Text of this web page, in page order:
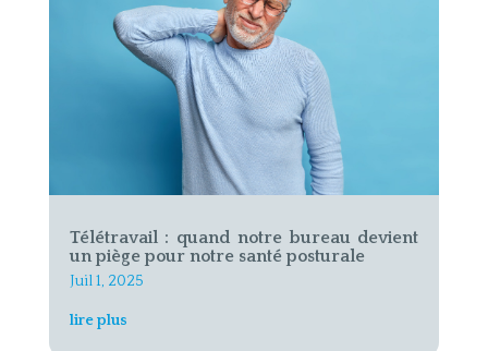
Télétravail : quand notre bureau devient
un piège pour notre santé posturale
Juil 1, 2025
lire plus